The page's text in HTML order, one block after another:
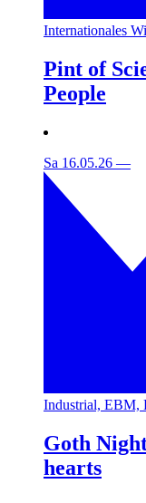
Internationales
Pint of
People
Sa 16.05.26 —
Industrial, EBM,
Goth
hearts